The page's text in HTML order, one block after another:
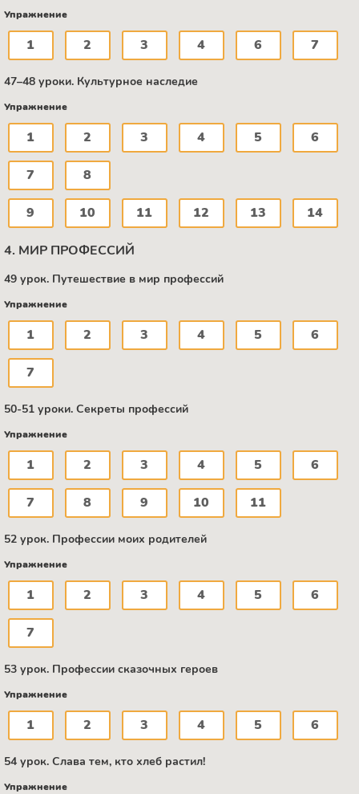
Упражнение
1 2 3 4 6 7
47–48 уроки. Культурное наследие
Упражнение
1 2 3 4 5 6
7 8
9 10 11 12 13 14
4. МИР ПРОФЕССИЙ
49 урок. Путешествие в мир профессий
Упражнение
1 2 3 4 5 6
7
50-51 уроки. Секреты профессий
Упражнение
1 2 3 4 5 6
7 8 9 10 11
52 урок. Профессии моих родителей
Упражнение
1 2 3 4 5 6
7
53 урок. Профессии сказочных героев
Упражнение
1 2 3 4 5 6
54 урок. Слава тем, кто хлеб растил!
Упражнение